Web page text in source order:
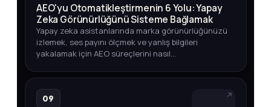
AEO'yu Otomatikleştirmenin 6 Yolu: Yapay
Zeka Görünürlüğünü Sisteme Bağlamak
Yapay zeka asistanlarında marka görünürlüğünüzü
izlemek, ses payını ölçmek ve yanlış bilgileri
yakalamak için AEO süreçlerini nasıl
09